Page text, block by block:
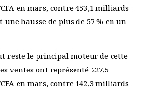
en mars, contre 453,1 milliards
une hausse de plus de 57 % en un
reste le principal moteur de cette
ventes ont représenté 227,5
en mars, contre 142,3 milliards